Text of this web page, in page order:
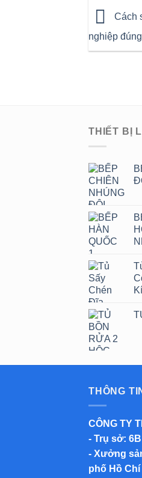
Cách
nghiệp
THIẾT BỊ
THÔNG
CÔNG TY
- Trụ sở:
- Xưởng
phố Hồ Chí